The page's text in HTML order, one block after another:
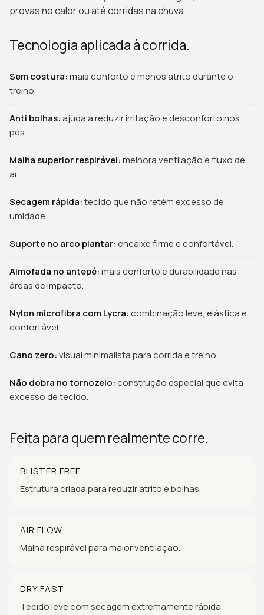
provas no calor ou até corridas na chuva.
Tecnologia aplicada à corrida.
Sem costura:mais conforto e menos atrito durante o
treino.
Anti bolhas:ajuda a reduzir irritação e desconforto nos
pés.
Malha superior respirável:melhora ventilação e fluxo de
ar.
Secagem rápida:tecido que não retém excesso de
umidade.
Suporte no arco plantar:encaixe firme e confortável.
Almofada no antepé:mais conforto e durabilidade nas
áreas de impacto.
Nylon microfibra com Lycra:combinação leve, elástica e
confortável.
Cano zero:visual minimalista para corrida e treino.
Não dobra no tornozelo:construção especial que evita
excesso de tecido.
Feita para quem realmente corre.
BLISTER FREE
Estrutura criada para reduzir atrito e bolhas.
AIR FLOW
Malha respirável para maior ventilação.
DRY FAST
Tecido leve com secagem extremamente rápida.